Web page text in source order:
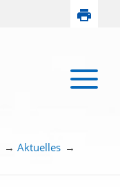
→ Aktuelles →